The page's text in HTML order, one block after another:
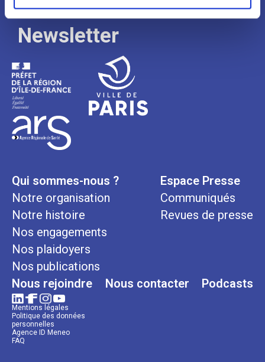
Newsletter
Qui sommes-nous ?
Notre organisation
Notre histoire
Nos engagements
Nos plaidoyers
Nos publications
Espace Presse
Communiqués
Revues de presse
Nous rejoindre Nous contacter Podcasts
Mentions légales
Politique des données
personnelles
Agence ID Meneo
FAQ